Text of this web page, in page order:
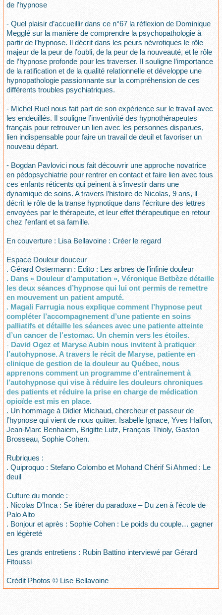
de l’hypnose
- Quel plaisir d’accueillir dans ce n°67 la réflexion de Dominique
Megglé sur la manière de comprendre la psychopathologie à
partir de l’hypnose. Il décrit dans les peurs névrotiques le rôle
majeur de la peur de l’oubli, de la peur de la nouveauté, et le rôle
de l’hypnose profonde pour les traverser. Il souligne l’importance
de la ratification et de la qualité relationnelle et développe une
hypnopathologie passionnante sur la compréhension de ces
différents troubles psychiatriques.
- Michel Ruel nous fait part de son expérience sur le travail avec
les endeuillés. Il souligne l’inventivité des hypnothérapeutes
français pour retrouver un lien avec les personnes disparues,
lien indispensable pour faire un travail de deuil et favoriser un
nouveau départ.
- Bogdan Pavlovici nous fait découvrir une approche novatrice
en pédopsychiatrie pour rentrer en contact et faire lien avec tous
ces enfants réticents qui peinent à s’investir dans une
dynamique de soins. A travers l’histoire de Nicolas, 9 ans, il
décrit le rôle de la transe hypnotique dans l’écriture des lettres
envoyées par le thérapeute, et leur effet thérapeutique en retour
chez l’enfant et sa famille.
En couverture : Lisa Bellavoine : Créer le regard
Espace Douleur douceur
. Gérard Ostermann : Edito : Les arbres de l’infinie douleur
. Dans « Douleur d’amputation », Véronique Betbèze détaille
les deux séances d’hypnose qui lui ont permis de remettre
en mouvement un patient amputé.
. Magali Farrugia nous explique comment l’hypnose peut
compléter l’accompagnement d’une patiente en soins
palliatifs et détaille les séances avec une patiente atteinte
d’un cancer de l’estomac. Un chemin vers les étoiles.
- David Ogez et Maryse Aubin nous invitent à pratiquer
l’autohypnose. A travers le récit de Maryse, patiente en
clinique de gestion de la douleur au Québec, nous
apprenons comment un programme d’entraînement à
l’autohypnose qui vise à réduire les douleurs chroniques
des patients et réduire la prise en charge de médication
opioïde est mis en place.
. Un hommage à Didier Michaud, chercheur et passeur de
l’hypnose qui vient de nous quitter. Isabelle Ignace, Yves Halfon,
Jean-Marc Benhaiem, Brigitte Lutz, François Thioly, Gaston
Brosseau, Sophie Cohen.
Rubriques :
. Quiproquo : Stefano Colombo et Mohand Chérif Si Ahmed : Le
deuil
Culture du monde :
. Nicolas D’Inca : Se libérer du paradoxe – Du zen à l’école de
Palo Alto
. Bonjour et après : Sophie Cohen : Le poids du couple… gagner
en légèreté
Les grands entretiens : Rubin Battino interviewé par Gérard
Fitoussi
Crédit Photos © Lise Bellavoine